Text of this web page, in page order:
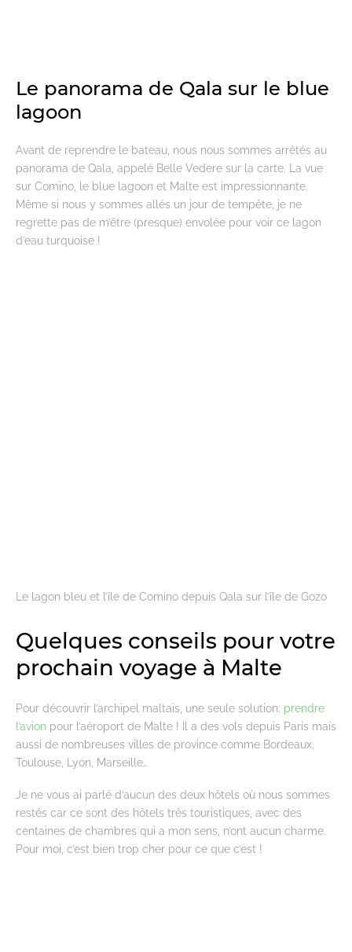
Le panorama de Qala sur le blue
lagoon
Avant de reprendre le bateau, nous nous sommes arrêtés au
panorama de Qala, appelé Belle Vedere sur la carte. La vue
sur Comino, le blue lagoon et Malte est impressionnante.
Même si nous y sommes allés un jour de tempête, je ne
regrette pas de m’être (presque) envolée pour voir ce lagon
d’eau turquoise !
Le lagon bleu et l’île de Comino depuis Qala sur l’île de Gozo
Quelques conseils pour votre
prochain voyage à Malte
Pour découvrir l’archipel maltais, une seule solution: prendre
l’avion pour l’aéroport de Malte ! Il a des vols depuis Paris mais
aussi de nombreuses villes de province comme Bordeaux,
Toulouse, Lyon, Marseille…
Je ne vous ai parlé d’aucun des deux hôtels où nous sommes
restés car ce sont des hôtels très touristiques, avec des
centaines de chambres qui a mon sens, n’ont aucun charme.
Pour moi, c’est bien trop cher pour ce que c’est !